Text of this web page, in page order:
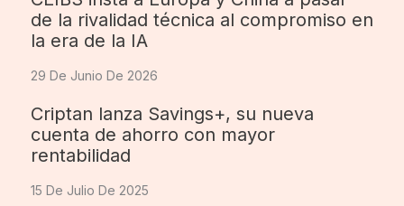
de la rivalidad técnica al compromiso en
la era de la IA
29 De Junio De 2026
Criptan lanza Savings+, su nueva
cuenta de ahorro con mayor
rentabilidad
15 De Julio De 2025